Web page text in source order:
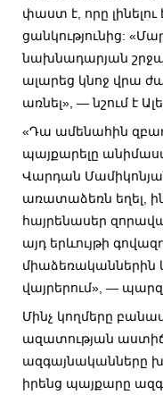
փաստ է, որը
ցանկությունից:
նախնադարյան
ալարեց կնոջ վրա
առնել», — նշում է
«Դա ամենահին
պայքարելը
Վարդան
առատաձեռն եղել,
հայրենասեր
այդ երևույթի
միաձեռականներին
վայրերում», —
Մինչ կողմերը
ազատության
ազգայնականները
իրենց պայքարը